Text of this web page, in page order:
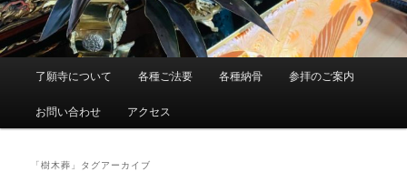
了願寺について 各種ご法要 各種納骨 参拝のご案内
お問い合わせ アクセス
「樹木葬 」タグアーカイブ